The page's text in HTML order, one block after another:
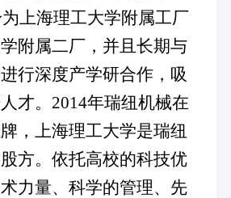
上海理工大学附属工厂
附属二厂，并且长期与
行深度产学研合作，吸
才。 2014年瑞纽机械在
，上海理工大学是瑞纽
方。依托高校的科技优
力量、科学的管理、先